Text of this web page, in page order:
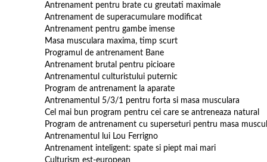
Antrenament pentru brate cu greutati maximale
Antrenament de superacumulare modificat
Antrenament pentru gambe imense
Masa musculara maxima, timp scurt
Programul de antrenament Bane
Antrenament brutal pentru picioare
Antrenamentul culturistului puternic
Program de antrenament la aparate
Antrenamentul 5/3/1 pentru forta si masa musculara
Cel mai bun program pentru cei care se antreneaza natural
Program de antrenament cu superseturi pentru masa
Antrenamentul lui Lou Ferrigno
Antrenament inteligent: spate si piept mai mari
Culturism est-european